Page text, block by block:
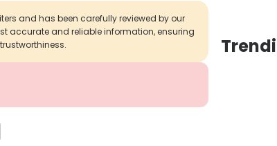
and has been carefully reviewed by our
accurate and reliable information, ensuring